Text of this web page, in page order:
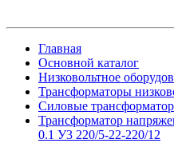
Главная
Основной каталог
Низковольтное
Трансформаторы
Силовые
Трансформатор
0.1 У3 220/5-22-220/12